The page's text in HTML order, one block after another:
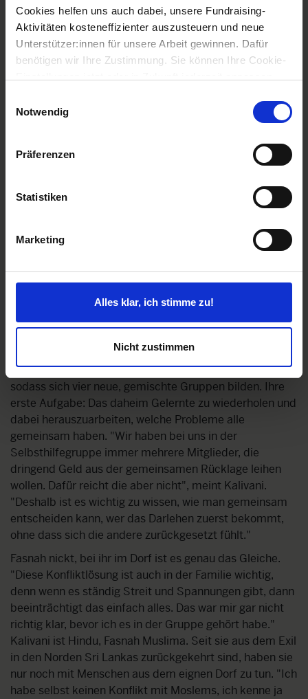
Cookies helfen uns auch dabei, unsere Fundraising-
Aktivitäten kosteneffizienter auszusteuern und neue
Unterstützer:innen für unsere Arbeit gewinnen. Dafür
benötigen wir Ihre Zustimmung. Sie können Ihre Cookie-
Notwendig
Präferenzen
Statistiken
Marketing
Alles klar, ich stimme zu!
Nicht zustimmen
Fasnah ist Muslima, Kalivani ist Hindu – beide hatten
Religion (Foto: Christian Nusch)
Alle Frauen haben ähnliche
Probleme
aus ihrem Dorf zusammen. Thilini lässt als erstes diese
Trennung auflösen und die Frauen 1-2-3-4 abzählen,
sodass sich vier neue, gemischte Gruppen bilden. Ihre
erste Aufgabe: Das daheim Gelernte zu wiederholen und
dabei herauszuarbeiten, welche Probleme alle
gemeinsam haben. "Wir haben bei uns in der
Selbsthilfegruppe immer mehrere Mitglieder, die
dringend Geld aus der gemeinsamen Rücklage leihen
wollen. Dafür reicht die aber nicht", meint Kalivani.
"Deshalb ist es wichtig zu wissen, wie man gemeinsam
entscheiden kann, wer das Darlehen zuerst bekommt,
ohne dass sich die andere zurückgesetzt fühlt."
Fasnah nickt, bei ihr im Dorf ist es genau das Gleiche.
"Diese Konfliktlösung ist auch in der Familie wichtig,
denn wenn es ständig Streit und Spannungen gibt, dann
beeinträchtigt das einfach alles. Das war mir gar nicht
richtig klar, bevor ich es in der Gruppe gehört habe."
Kalivani ist Hindu, Fasnah Muslima. Seit sie aus dem Exil
in den Norden Sri Lankas zurückgekehrt sind, haben sie
nur noch mit Menschen aus dem eignen Dorf zu tun. "Ich
habe selbst keinen Konflikt mit Moslems, ich kenne ja